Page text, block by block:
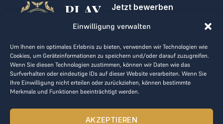
Einwilligung verwalten
Um Ihnen ein optimales Erlebnis zu bieten, verwenden wir Technologien wie
Cookies, um Geräteinformationen zu speichern und/oder darauf zuzugreifen.
Wenn Sie diesen Technologien zustimmen, können wir Daten wie das
Surfverhalten oder eindeutige IDs auf dieser Website verarbeiten. Wenn Sie
Ihre Einwilligung nicht erteilen oder zurückziehen, können bestimmte
Merkmale und Funktionen beeinträchtigt werden.
AKZEPTIEREN
PLAY
GOLF,
MAKE
BUSINESS
Jetzt bewerben
Kontakt
AGB
Datenrichtlinie
kontakt@the-loge.com
Unser freundliches Team hilft Ihnen gerne weiter.
Mo-Fr von 8:00 bis 17:00 Uhr.